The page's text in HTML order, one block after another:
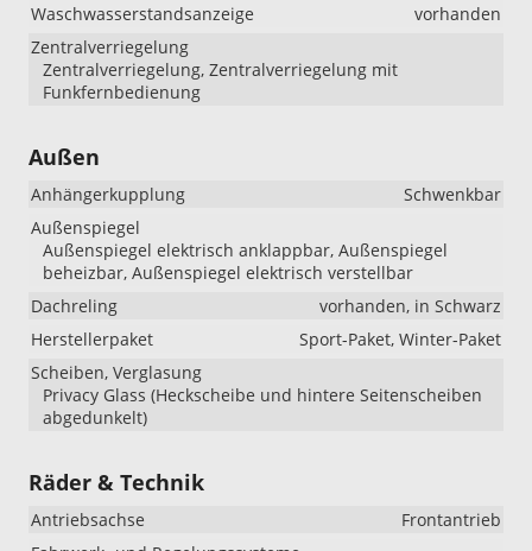
Waschwasserstandsanzeige
vorhanden
Zentralverriegelung
Zentralverriegelung, Zentralverriegelung mit
Funkfernbedienung
Außen
Anhängerkupplung
Schwenkbar
Außenspiegel
Außenspiegel elektrisch anklappbar, Außenspiegel
beheizbar, Außenspiegel elektrisch verstellbar
Dachreling
vorhanden, in Schwarz
Herstellerpaket
Sport-Paket, Winter-Paket
Scheiben, Verglasung
Privacy Glass (Heckscheibe und hintere Seitenscheiben
abgedunkelt)
Räder & Technik
Antriebsachse
Frontantrieb